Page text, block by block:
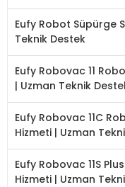
Eufy Robot Süpürge
Teknik Destek
Eufy Robovac 11
| Uzman Teknik
Eufy Robovac 11C
Hizmeti | Uzman
Eufy Robovac 11S
Hizmeti | Uzman